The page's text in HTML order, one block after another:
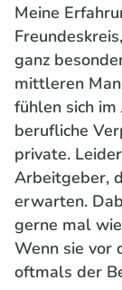
Meine
ganz
mittleren
fühlen sich
berufliche
private.
Arbeitgeber,
erwarten.
gerne mal
Wenn sie vor
oftmals der